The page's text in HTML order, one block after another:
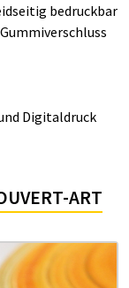
bedruckbar
Digitaldruck
ART